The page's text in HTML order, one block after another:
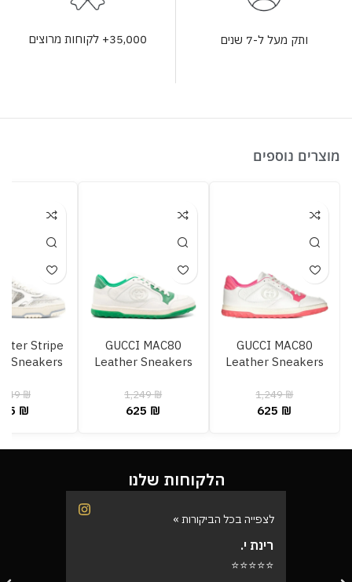
ותק מעל ל-7 שנים 35,000+ לקוחות מרוצים
מוצרים נוספים
GUCCI MAC80
Leather Sneakers
1,249₪
625 ₪
GUCCI MAC80
Leather Sneakers
1,249₪
625 ₪
Stripe
Sneakers
₪
₪
הלקוחות שלנו
לצפייה בכל הביקורות »
רינת י.
⭐⭐⭐⭐⭐